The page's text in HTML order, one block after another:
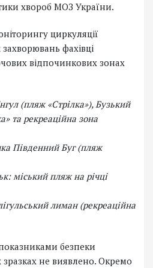
хвороб МОЗ України.
циркуляції
фахівці
відпочинкових зонах
(пляж «Стрілка»), Бузький
та рекреаційна зона
Південний Буг (пляж
міський пляж на річці
лиман (рекреаційна
безпеки
зразках не виявлено. Окремо